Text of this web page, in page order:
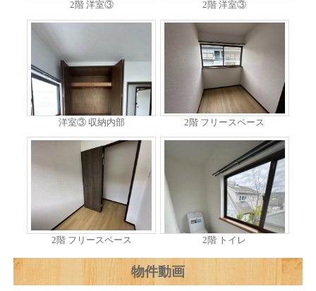
2階 洋室③ 2階 洋室③
洋室③ 収納内部 2階 フリースペース
2階 フリースペース 2階 トイレ
物件動画